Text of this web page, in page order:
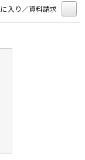
入り／資料請求